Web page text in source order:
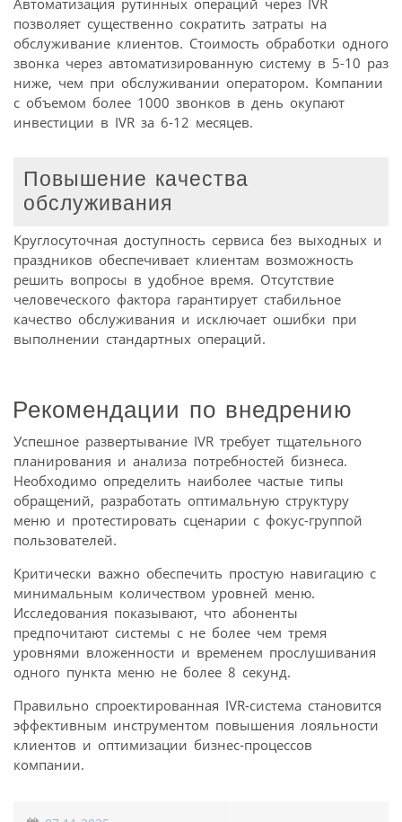
позволяет существенно сократить затраты на
обслуживание клиентов. Стоимость обработки одного
звонка через автоматизированную систему в 5-10 раз
ниже, чем при обслуживании оператором. Компании
с объемом более 1000 звонков в день окупают
инвестиции в IVR за 6-12 месяцев.
Повышение качества
обслуживания
Круглосуточная доступность сервиса без выходных и
праздников обеспечивает клиентам возможность
решить вопросы в удобное время. Отсутствие
человеческого фактора гарантирует стабильное
качество обслуживания и исключает ошибки при
выполнении стандартных операций.
Рекомендации по внедрению
Успешное развертывание IVR требует тщательного
планирования и анализа потребностей бизнеса.
Необходимо определить наиболее частые типы
обращений, разработать оптимальную структуру
меню и протестировать сценарии с фокус-группой
пользователей.
Критически важно обеспечить простую навигацию с
минимальным количеством уровней меню.
Исследования показывают, что абоненты
предпочитают системы с не более чем тремя
уровнями вложенности и временем прослушивания
одного пункта меню не более 8 секунд.
Правильно спроектированная IVR-система становится
эффективным инструментом повышения лояльности
клиентов и оптимизации бизнес-процессов
компании.